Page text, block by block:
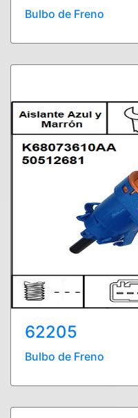
Bulbo de Freno
62205
Bulbo de Freno